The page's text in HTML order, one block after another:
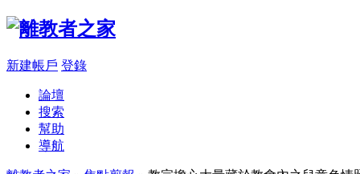
新建帳戶 登錄
論壇
搜索
幫助
導航